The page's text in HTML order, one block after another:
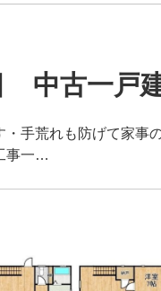
中古一戸
手荒れも防げて家事
事一…